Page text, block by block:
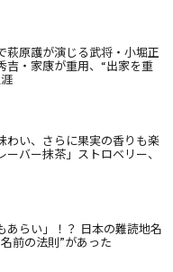
萩原護が演じる武将・小堀正
吉・家康が重用、“出家を重
わい、さらに果実の香りも楽
ーバー抹茶」ストロベリー、
あらい」！？ 日本の難読地名
前の法則”があった